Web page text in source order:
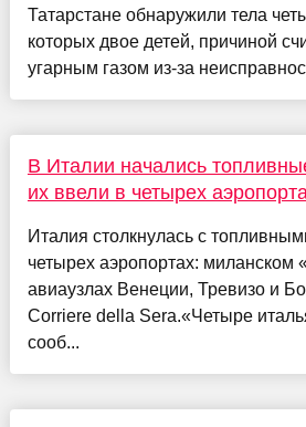
Татарстане обнаружили тела
которых двое детей, причиной
угарным газом из-за
В Италии начались
их ввели в четырех
Италия столкнулась с
четырех аэропортах: миланском
авиаузлах Венеции, Тревизо и
Corriere della Sera.«Четыре
сооб...